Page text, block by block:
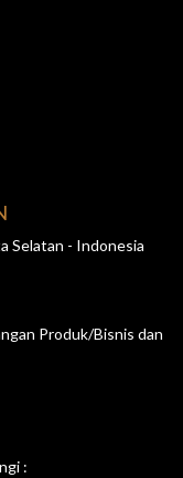
Selatan - Indonesia
Produk/Bisnis dan
: